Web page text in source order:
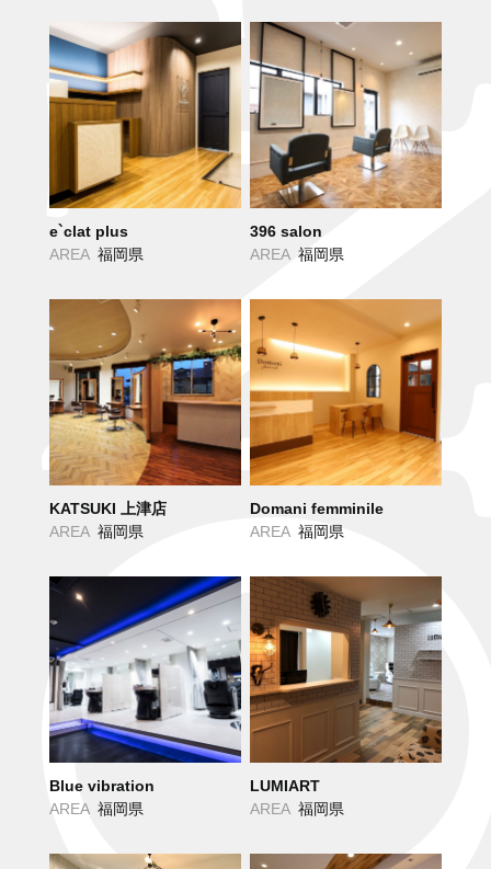
e`clat plus
AREA 福岡県
396 salon
AREA 福岡県
KATSUKI 上津店
AREA 福岡県
Domani femminile
AREA 福岡県
Blue vibration
AREA 福岡県
LUMIART
AREA 福岡県